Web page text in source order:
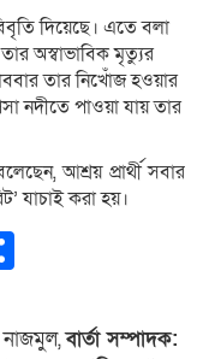
দিয়েছে। এতে বলা
অস্বাভাবিক মৃত্যুর
তার নিখোঁজ হওয়ার
নদীতে পাওয়া যায় তার
আশ্রয় প্রার্থী সবার
যাচাই করা হয়।
নাজমুল,বার্তা সম্পাদক: